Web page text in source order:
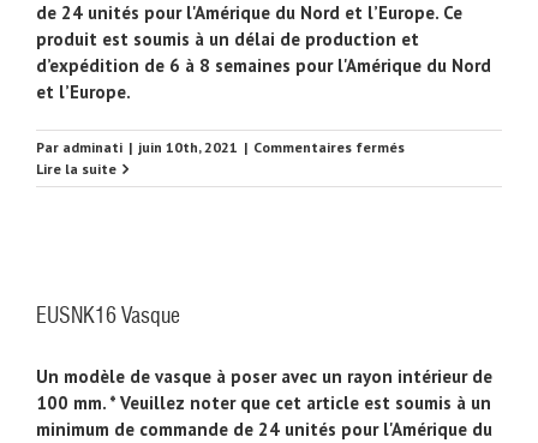
de 24 unités pour l'Amérique du Nord et l’Europe. Ce
produit est soumis à un délai de production et
d’expédition de 6 à 8 semaines pour l'Amérique du Nord
et l’Europe.
Par adminati | juin 10th, 2021 | Commentaires ferméssur
Vasque
Lire la suite
EUSNK16 Vasque
Un modèle de vasque à poser avec un rayon intérieur de
100 mm. * Veuillez noter que cet article est soumis à un
minimum de commande de 24 unités pour l'Amérique du